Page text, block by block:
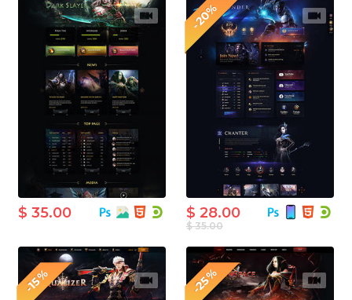
$ 35.00
-20%
$ 35.00
$ 28.00
-15% -25%